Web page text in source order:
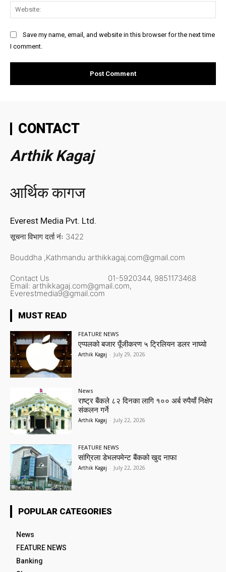
Save my name, email, and website in this browser for the next time
I comment.
CONTACT
Arthik Kagaj
आर्थिक कागज
Everest Media Pvt. Ltd.
सूचना विभाग दर्ता नंः 3422
Bouddha ,Kathmandu arthikkagaj.com@gmail.com
Contact Us 01-5920344, 9851173468
Email: arthikkagaj.com@gmail.com,
Everestmedia9@gmail.com
MUST READ
FEATURE NEWS
एप्पलको बजार पूँजीकरण ५ ट्रिलियन डलर नाघ्यो
Arthik Kagaj - July 29, 2026
News
राष्ट्र बैंकले ८२ दिनका लागि १०० अर्ब रुपैयाँ निक्षेप
संकलन गर्ने
Arthik Kagaj - July 22, 2026
FEATURE NEWS
सांग्रिला डेभलपमेन्ट बैंकको खुद नाफा
Arthik Kagaj - July 22, 2026
POPULAR CATEGORIES
News
FEATURE NEWS
Banking